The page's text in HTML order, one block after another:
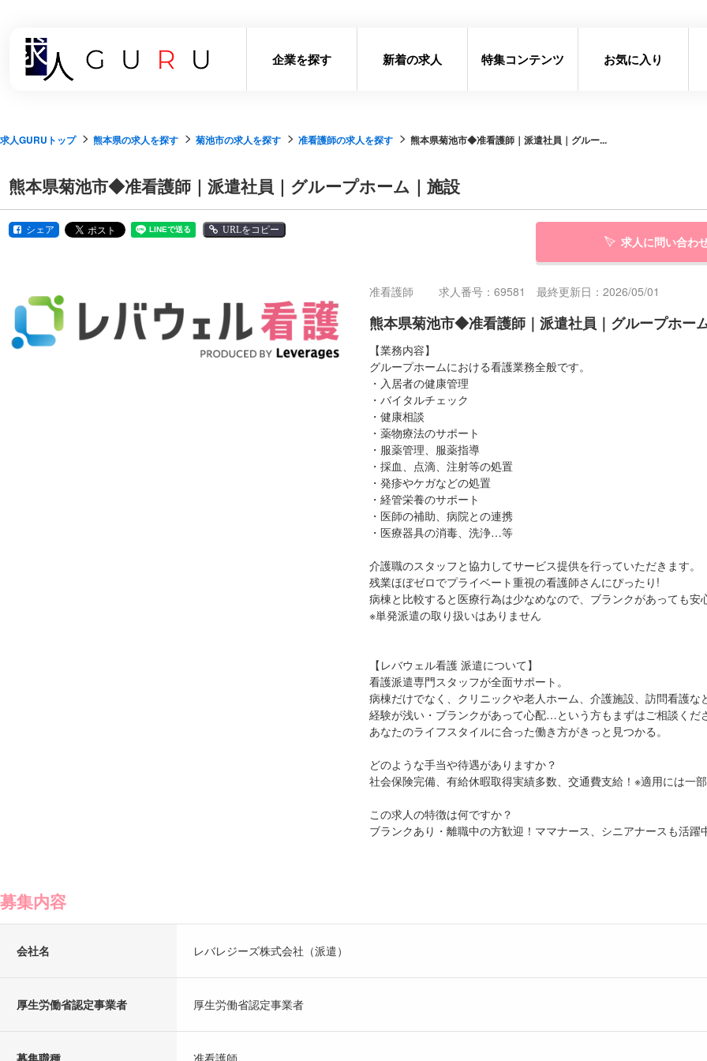
企業を探す 新着の求人 特集コンテンツ お気に入り
求人GURUトップ 熊本県の求人を探す 菊池市の求人を探す 准看護師の求人を探す 熊本県菊池市◆准看護師｜派遣社員｜グルー...
熊本県菊池市◆准看護師｜派遣社員｜グループホーム｜施設
シェア URLをコピー
求人に問い合わ
准看護師 求人番号：69581 最終更新日：2026/05/01
熊本県菊池市◆准看護師｜派遣社員｜グループホー
【業務内容】
グループホームにおける看護業務全般です。
・入居者の健康管理
・バイタルチェック
・健康相談
・薬物療法のサポート
・服薬管理、服薬指導
・採血、点滴、注射等の処置
・発疹やケガなどの処置
・経管栄養のサポート
・医師の補助、病院との連携
・医療器具の消毒、洗浄…等
介護職のスタッフと協力してサービス提供を行っていただきます。
残業ほぼゼロでプライベート重視の看護師さんにぴったり!
病棟と比較すると医療行為は少なめなので、ブランクがあっても安
※単発派遣の取り扱いはありません
【レバウェル看護 派遣について】
看護派遣専門スタッフが全面サポート。
病棟だけでなく、クリニックや老人ホーム、介護施設、訪問看護な
経験が浅い・ブランクがあって心配…という方もまずはご相談くだ
あなたのライフスタイルに合った働き方がきっと見つかる。
どのような手当や待遇がありますか？
社会保険完備、有給休暇取得実績多数、交通費支給！※適用には一部
この求人の特徴は何ですか？
ブランクあり・離職中の方歓迎！ママナース、シニアナースも活
募集内容
会社名 レバレジーズ株式会社（派遣）
厚生労働省認定事業者 厚生労働省認定事業者
募集職種 准看護師